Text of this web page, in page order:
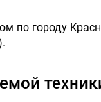
по городу